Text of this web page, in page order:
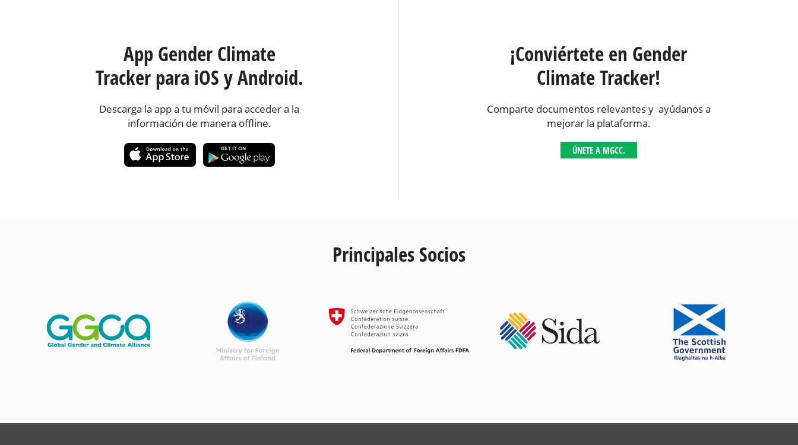
App Gender Climate
Tracker para iOS y Android.
Descarga la app a tu móvil para acceder a la
información de manera offline.
¡Conviértete en Gender
Climate Tracker!
Comparte documentos relevantes y ayúdanos a
mejorar la plataforma.
ÚNETE A MGCC.
Principales Socios